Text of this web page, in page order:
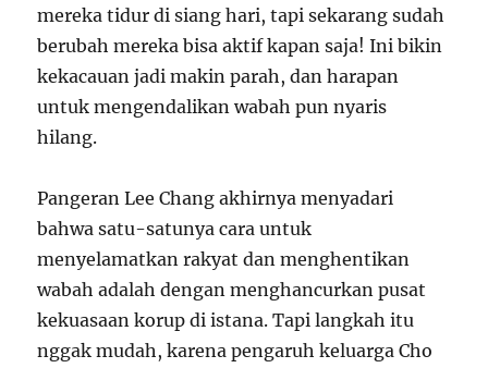
mereka tidur di siang hari, tapi sekarang sudah
berubah mereka bisa aktif kapan saja! Ini bikin
kekacauan jadi makin parah, dan harapan
untuk mengendalikan wabah pun nyaris
hilang.
Pangeran Lee Chang akhirnya menyadari
bahwa satu-satunya cara untuk
menyelamatkan rakyat dan menghentikan
wabah adalah dengan menghancurkan pusat
kekuasaan korup di istana. Tapi langkah itu
nggak mudah, karena pengaruh keluarga Cho